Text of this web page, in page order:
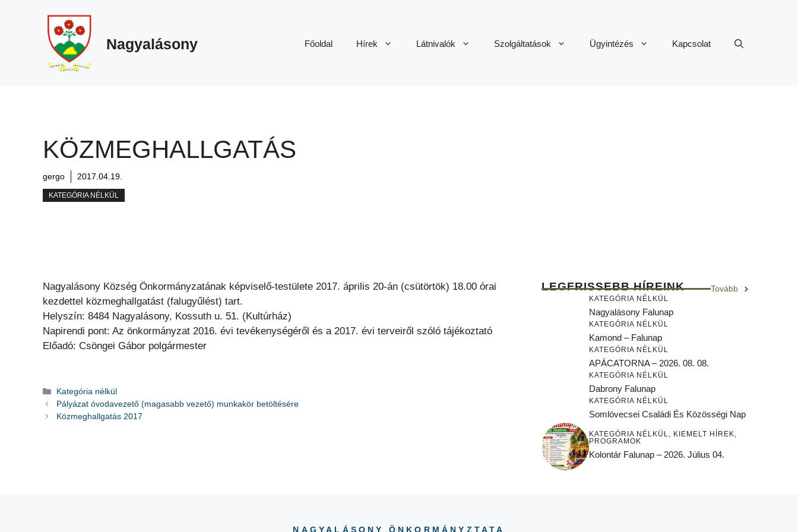
Nagyalásony Főoldal Hírek Látnivalók Szolgáltatások Ügyintézés Kapcsolat
KÖZMEGHALLGATÁS
gergo 2017.04.19.
KATEGÓRIA NÉLKÜL
Nagyalásony Község Önkormányzatának képviselő-testülete 2017. április 20-án (csütörtök) 18.00 órai
kezdettel közmeghallgatást (falugyűlést) tart.
Helyszín: 8484 Nagyalásony, Kossuth u. 51. (Kultúrház)
Napirendi pont: Az önkormányzat 2016. évi tevékenységéről és a 2017. évi terveiről szóló tájékoztató
Előadó: Csöngei Gábor polgármester
Kategória
Kategória nélkül
Pályázat óvodavezető (magasabb vezető) munkakör betöltésére
Közmeghallgatás 2017
LEGFRISSEBB HÍREINK Tovább
KATEGÓRIA NÉLKÜL
Nagyalásony Falunap
KATEGÓRIA NÉLKÜL
Kamond – Falunap
KATEGÓRIA NÉLKÜL
APÁCATORNA – 2026. 08. 08.
KATEGÓRIA NÉLKÜL
Dabrony Falunap
KATEGÓRIA NÉLKÜL
Somlóvecsei Családi És Közösségi Nap
KATEGÓRIA NÉLKÜL, KIEMELT HÍREK,
PROGRAMOK
Kolontár Falunap – 2026. Július 04.
NAGYALÁSONY ÖNKORMÁNYZTATA